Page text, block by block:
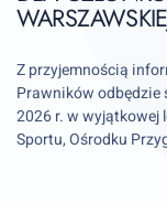
warszawskiej
Z przyjemnością
Prawników odbędzie
2026 r. w wyjątkowej
Sportu, Ośrodku